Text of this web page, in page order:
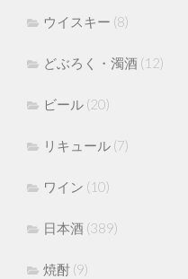
ウイスキー (8)
どぶろく・濁酒 (12)
ビール (20)
リキュール (7)
ワイン (10)
日本酒 (389)
焼酎 (9)